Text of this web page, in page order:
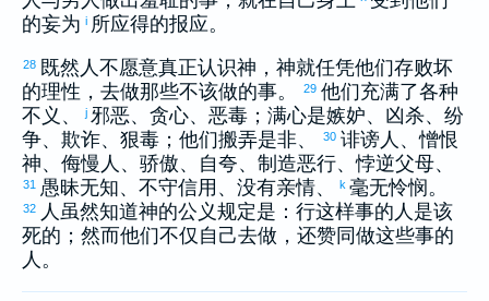
的妄为 i 所应得的报应。
28 既然人不愿意真正认识神，神就任凭他们存败坏
的理性，去做那些不该做的事。
29 他们充满了各种
不义、
j 邪恶、贪心、恶毒；满心是嫉妒、凶杀、纷
争、欺诈、狠毒；他们搬弄是非、
30 诽谤人、憎恨
神、侮慢人、骄傲、自夸、制造恶行、悖逆父母、
31 愚昧无知、不守信用、没有亲情、 k 毫无怜悯。
32
人虽然知道神的公义规定是：行这样事的人是该
死的；然而他们不仅自己去做，还赞同做这些事的
人。